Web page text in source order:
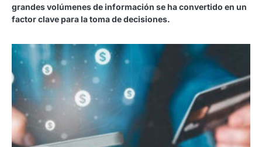
grandes volúmenes de información se ha convertido en un
factor clave para la toma de decisiones.